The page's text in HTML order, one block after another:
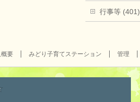
行事等 (401)
要 みどり子育てステーション 管理